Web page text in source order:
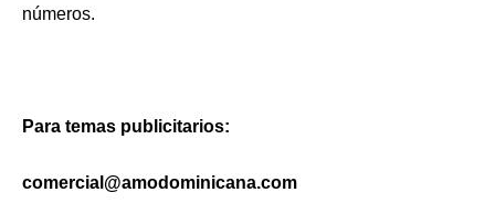
números.
Para temas publicitarios:
comercial@amodominicana.com